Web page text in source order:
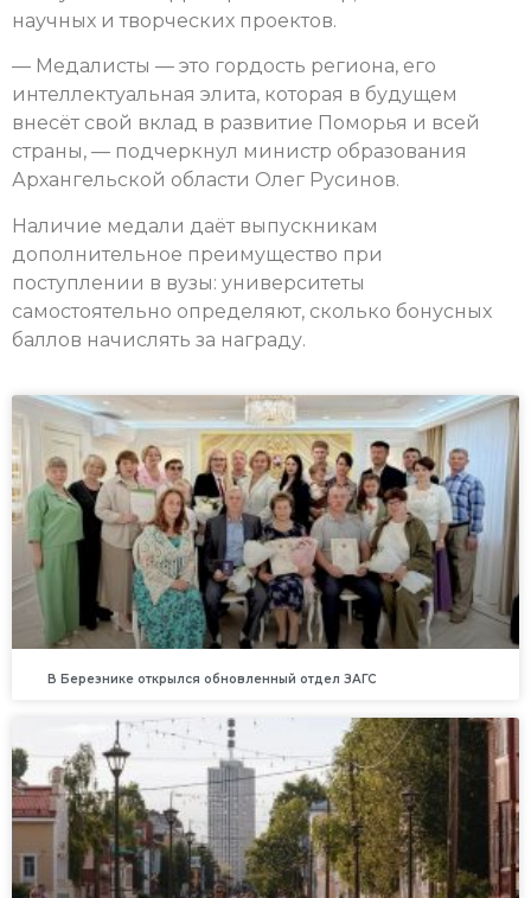
научных и творческих проектов.
— Медалисты — это гордость региона, его
интеллектуальная элита, которая в будущем
внесёт свой вклад в развитие Поморья и всей
страны, — подчеркнул министр образования
Архангельской области Олег Русинов.
Наличие медали даёт выпускникам
дополнительное преимущество при
поступлении в вузы: университеты
самостоятельно определяют, сколько бонусных
баллов начислять за награду.
В Березнике открылся обновленный отдел ЗАГС